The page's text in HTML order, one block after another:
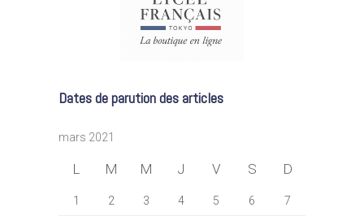
Dates de parution des articles
mars 2021
L M M J V S D
1 2 3 4 5 6 7